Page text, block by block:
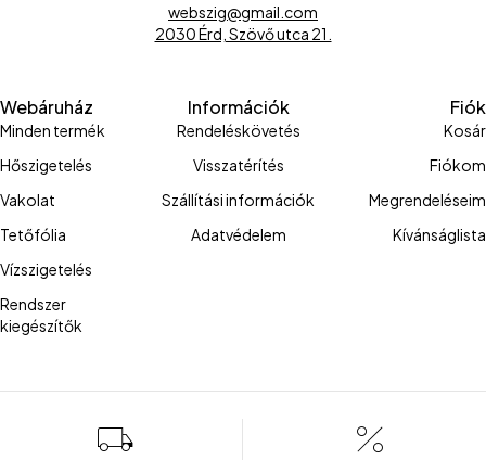
webszig@gmail.com
2030 Érd, Szövő utca 21.
Webáruház
Minden termék
Hőszigetelés
Vakolat
Tetőfólia
Vízszigetelés
Rendszer
kiegészítők
Információk
Rendeléskövetés
Visszatérítés
Szállítási információk
Adatvédelem
Fiók
Kosár
Fiókom
Megrendeléseim
Kívánságlista